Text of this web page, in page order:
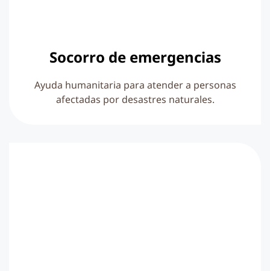
Socorro de emergencias
Ayuda humanitaria para atender a personas
afectadas por desastres naturales.